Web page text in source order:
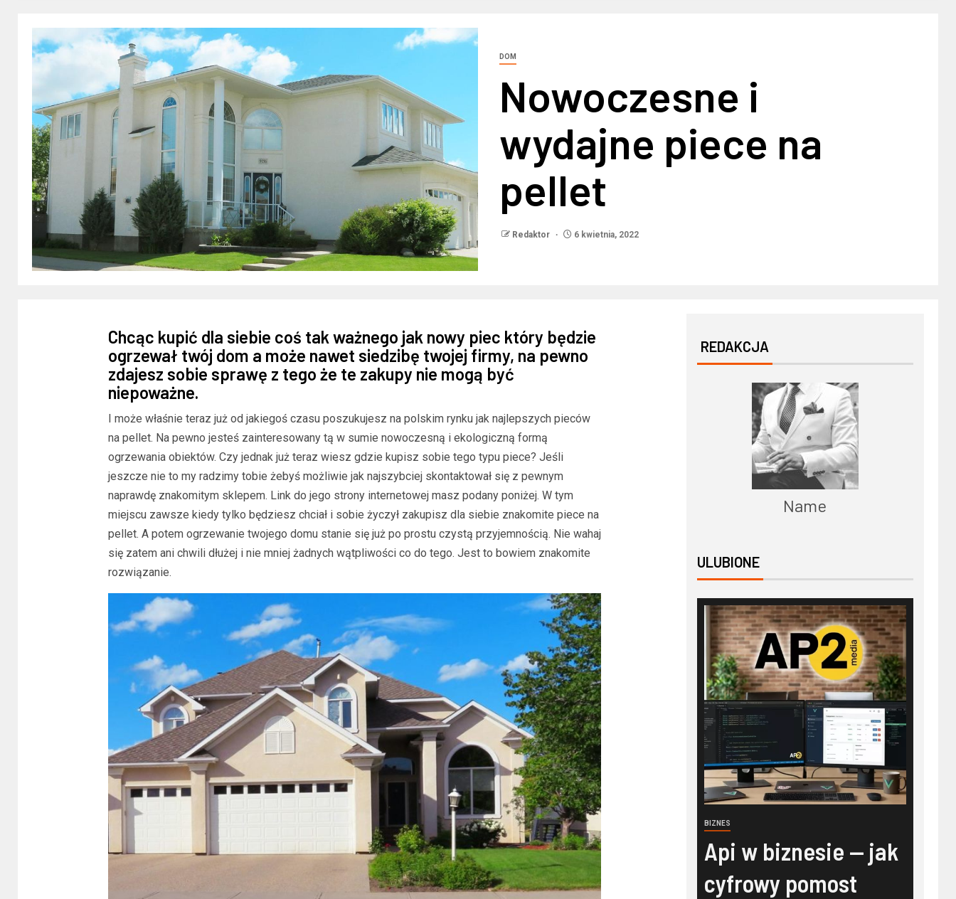
DOM
Nowoczesne i
wydajne piece na
pellet
Redaktor 6 kwietnia, 2022
Chcąc kupić dla siebie coś tak ważnego jak nowy piec który będzie
ogrzewał twój dom a może nawet siedzibę twojej firmy, na pewno
zdajesz sobie sprawę z tego że te zakupy nie mogą być
niepoważne.
I może właśnie teraz już od jakiegoś czasu poszukujesz na polskim rynku jak najlepszych pieców
na pellet. Na pewno jesteś zainteresowany tą w sumie nowoczesną i ekologiczną formą
ogrzewania obiektów. Czy jednak już teraz wiesz gdzie kupisz sobie tego typu piece? Jeśli
jeszcze nie to my radzimy tobie żebyś możliwie jak najszybciej skontaktował się z pewnym
naprawdę znakomitym sklepem. Link do jego strony internetowej masz podany poniżej. W tym
miejscu zawsze kiedy tylko będziesz chciał i sobie życzył zakupisz dla siebie znakomite piece na
pellet. A potem ogrzewanie twojego domu stanie się już po prostu czystą przyjemnością. Nie wahaj
się zatem ani chwili dłużej i nie mniej żadnych wątpliwości co do tego. Jest to bowiem znakomite
rozwiązanie.
REDAKCJA
Name
ULUBIONE
BIZNES
Api w biznesie — jak
cyfrowy pomost